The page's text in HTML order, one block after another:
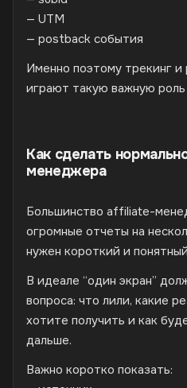
— UTM
— postback события
Именно поэтому трекинг
играют такую важную роль
Как сделать
менеджера
Большинство affiliate-
огромные отчеты на
нужен короткий и
В идеале “один экран”
вопроса: что лили, какие
хотите получить и как
дальше.
Важно коротко показать: